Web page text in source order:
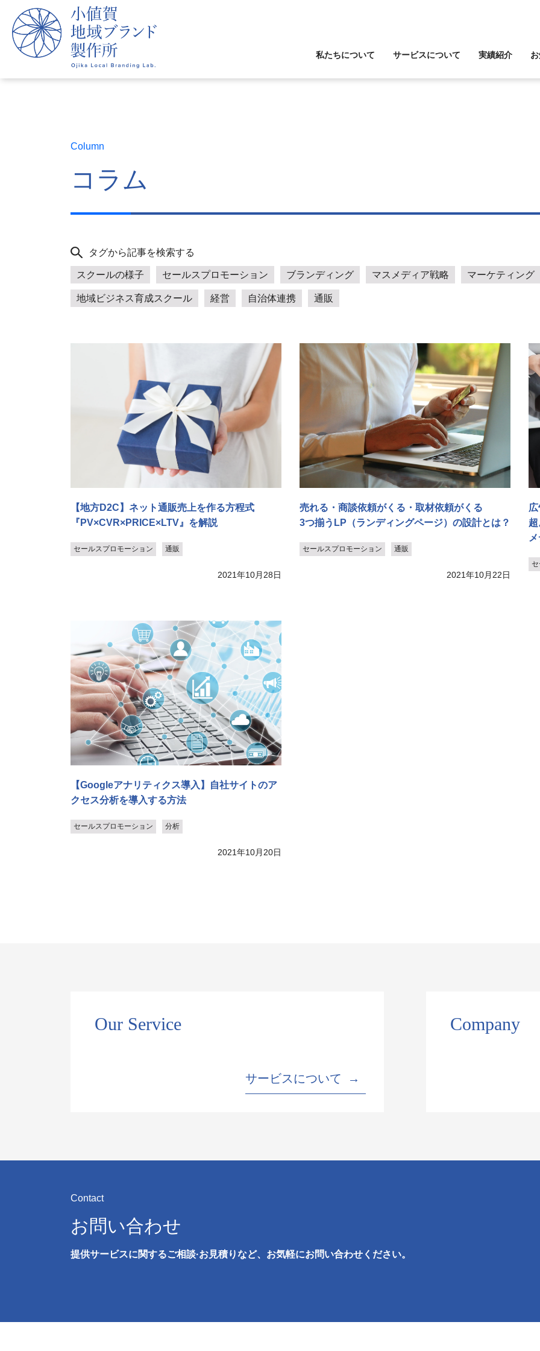
私たちについて サービスについて 実績紹介
Column
コラム
タグから記事を検索する
スクールの様子 セールスプロモーション ブランディング マスメディア戦略 マーケティング
地域ビジネス育成スクール 経営 自治体連携 通販
【地方D2C】ネット通販売上を作る方程式
『PV×CVR×PRICE×LTV』を解説
セールスプロモーション 通販
2021年10月28日
売れる・商談依頼がくる・取材依頼がくる
3つ揃うLP（ランディングページ）の設計とは？
セールスプロモーション 通販
2021年10月22日
【Googleアナリティクス導入】自社サイトのア
クセス分析を導入する方法
セールスプロモーション 分析
2021年10月20日
Our Service
サービスについて
Company
Contact
お問い合わせ
提供サービスに関するご相談·お見積りなど、お気軽にお問い合わせください。